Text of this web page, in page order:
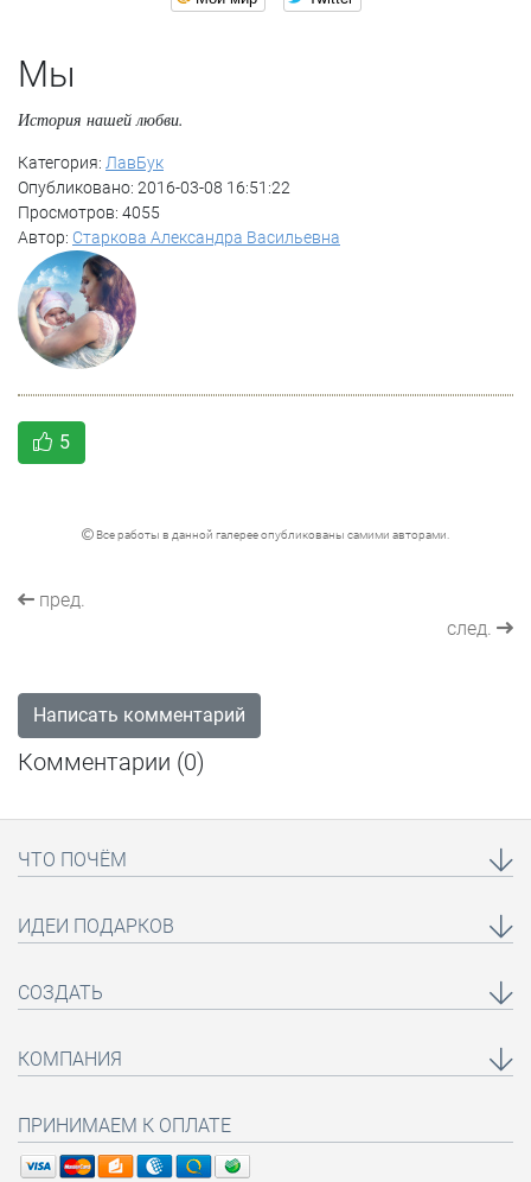
Мы
История нашей любви.
Категория: ЛавБук
Опубликовано: 2016-03-08 16:51:22
Просмотров: 4055
Автор: Старкова Александра Васильевна
5
Все работы в данной галерее опубликованы самими авторами.
пред.
след.
Написать комментарий
Комментарии (0)
ЧТО ПОЧЁМ
ИДЕИ ПОДАРКОВ
СОЗДАТЬ
КОМПАНИЯ
ПРИНИМАЕМ К ОПЛАТЕ